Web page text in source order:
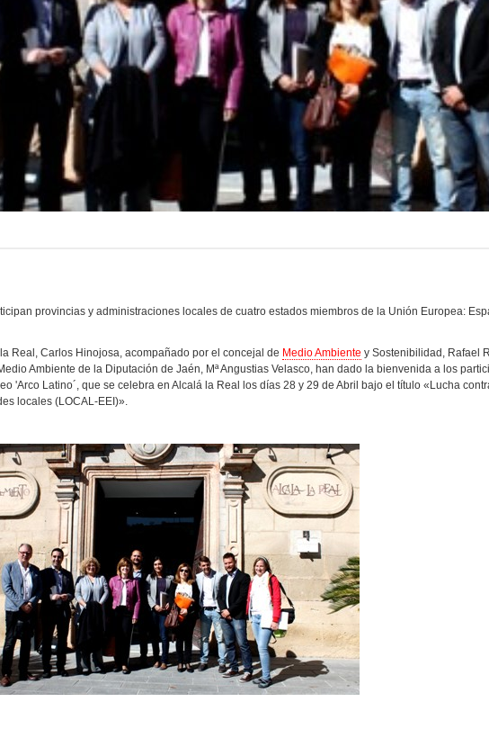
provincias y administraciones locales de cuatro estados miembros de la Unión Europea:
Real, Carlos Hinojosa, acompañado por el concejal de Medio Ambiente y Sostenibilidad, Rafael
Ambiente de la Diputación de Jaén, Mª Angustias Velasco, han dado la bienvenida a los
'Arco Latino´, que se celebra en Alcalá la Real los días 28 y 29 de Abril bajo el título «Lucha
locales (LOCAL-EEI)».